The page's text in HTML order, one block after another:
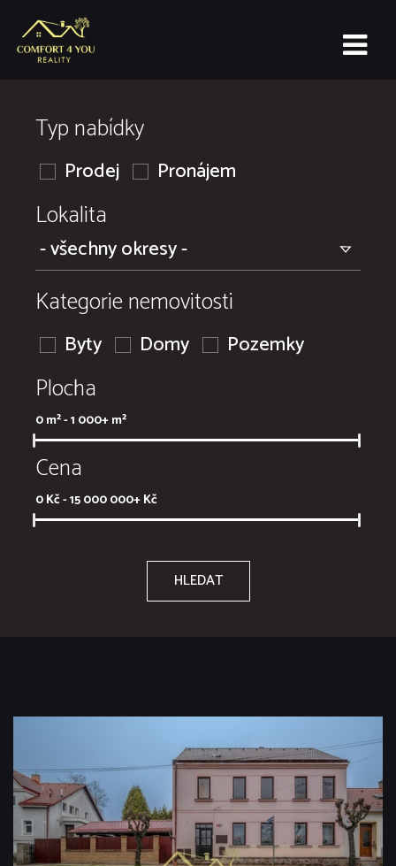
Typ nabídky
Prodej Pronájem
Lokalita
Kategorie nemovitosti
Byty Domy Pozemky
Plocha
0m² -1 000+m²
Cena
0Kč -15 000 000+Kč
HLEDAT